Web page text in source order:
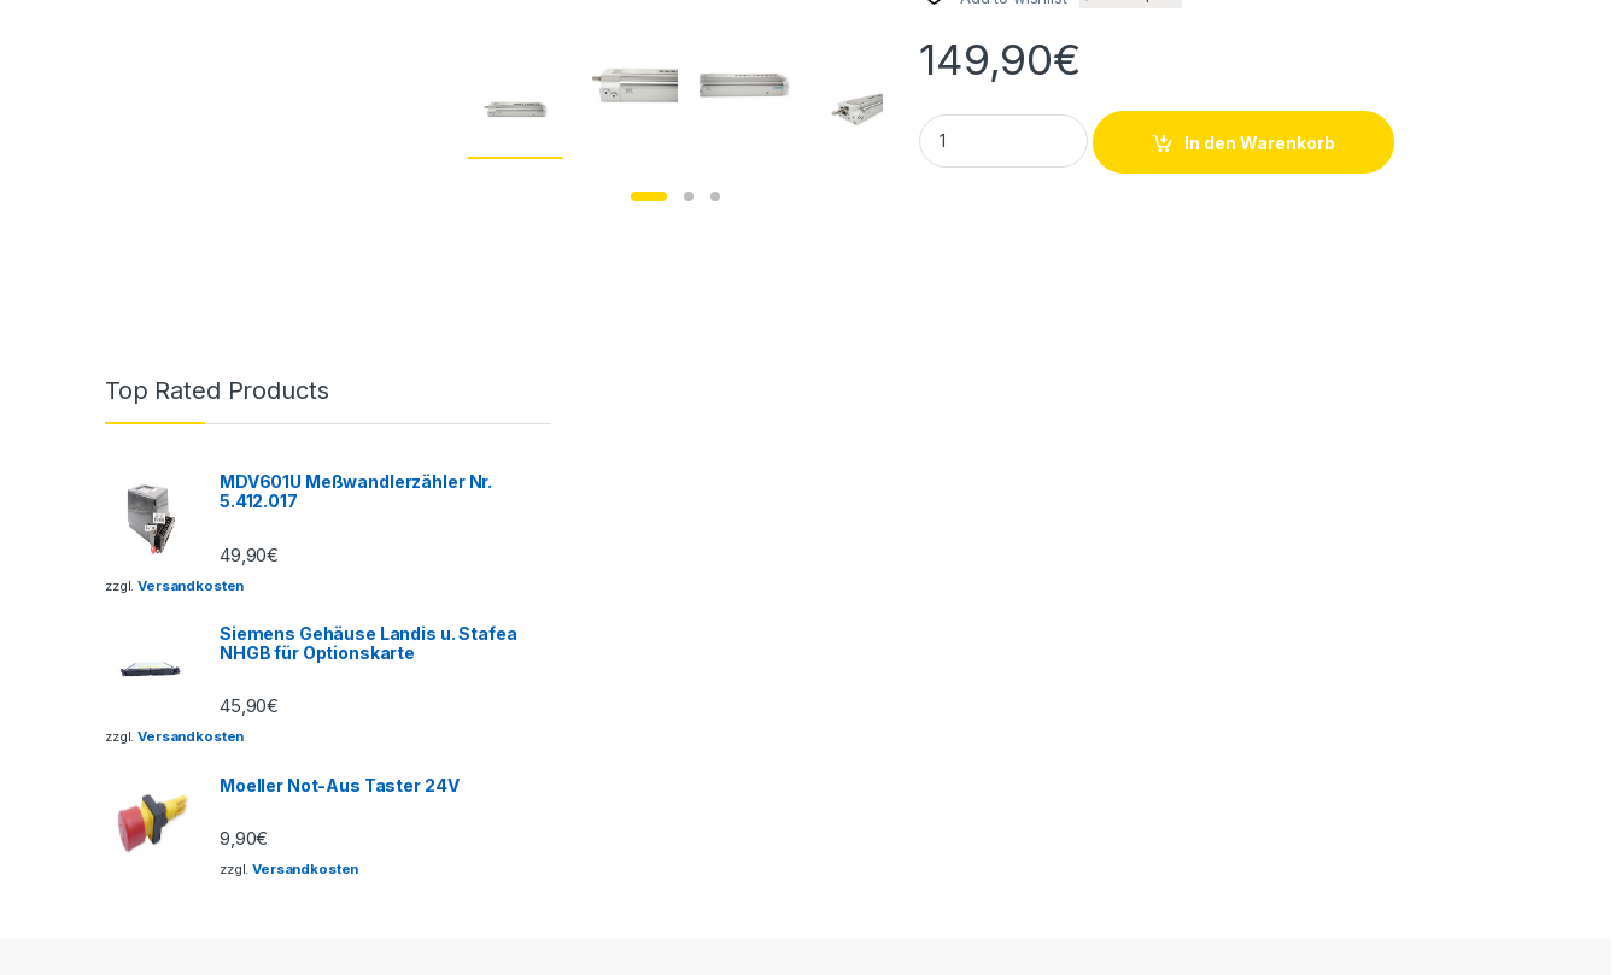
149,90€
Festo GGSL-12-80-Y3A Mini-Schlitten 543980 quantity
In den Warenkorb
Top Rated Products
MDV601U Meßwandlerzähler Nr.
5.412.017
49,90€
zzgl.Versandkosten
Siemens Gehäuse Landis u. Stafea
NHGB für Optionskarte
45,90€
zzgl.Versandkosten
Moeller Not-Aus Taster 24V
9,90€
zzgl.Versandkosten